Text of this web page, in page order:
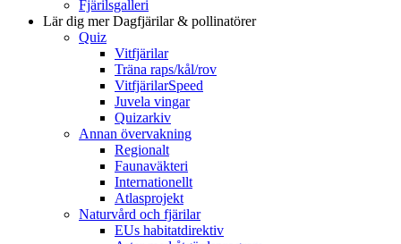
Fjärilsgalleri
Lär dig merDagfjärilar & pollinatörer
Quiz
Vitfjärilar
Träna raps/kål/rov
VitfjärilarSpeed
Juvela vingar
Quizarkiv
Annan övervakning
Regionalt
Faunaväkteri
Internationellt
Atlasprojekt
Naturvård och fjärilar
EUs habitatdirektiv